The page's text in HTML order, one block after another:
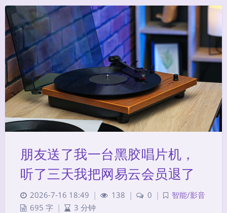
朋友送了我一台黑胶唱片机，
听了三天我把网易云会员退了
2026-7-16 18:49 | 138 | 0 |
智能/影音
695 字 | 3 分钟